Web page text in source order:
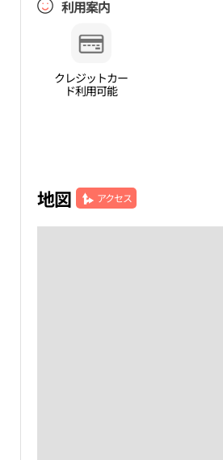
利用案内
クレジットカー
ド利用可能
地図 アクセス